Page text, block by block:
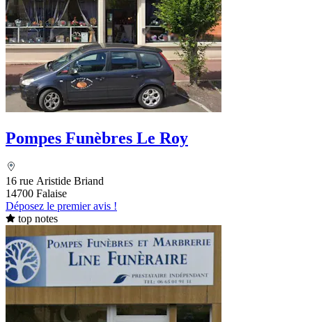
Pompes Funèbres Le Roy
16 rue Aristide Briand
14700 Falaise
Déposez le premier avis !
top notes